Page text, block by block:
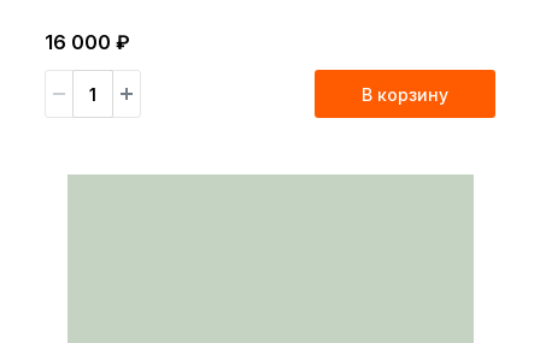
16 000 ₽
В корзину